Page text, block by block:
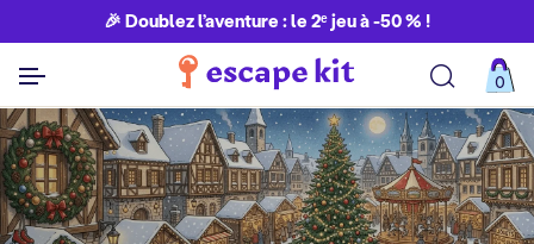
🎉 Doublez l’aventure : le 2ᵉ jeu à -50 % !
0
Découvrir toutes nos aventures